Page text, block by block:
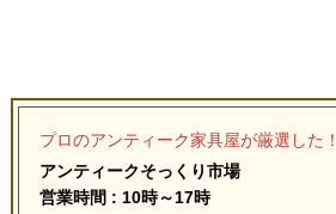
プロのアンティーク家具屋が厳選した！
アンティークそっくり市場
営業時間 : 10時～17時